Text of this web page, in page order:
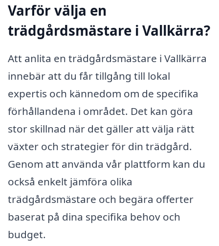
Varför välja en
trädgårdsmästare i Vallkärra?
Att anlita en trädgårdsmästare i Vallkärra
innebär att du får tillgång till lokal
expertis och kännedom om de specifika
förhållandena i området. Det kan göra
stor skillnad när det gäller att välja rätt
växter och strategier för din trädgård.
Genom att använda vår plattform kan du
också enkelt jämföra olika
trädgårdsmästare och begära offerter
baserat på dina specifika behov och
budget.